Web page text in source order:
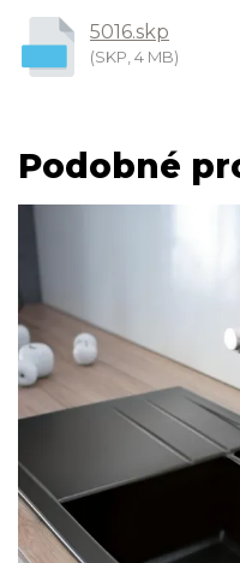
5016.skp
(SKP, 4 MB)
Podobné